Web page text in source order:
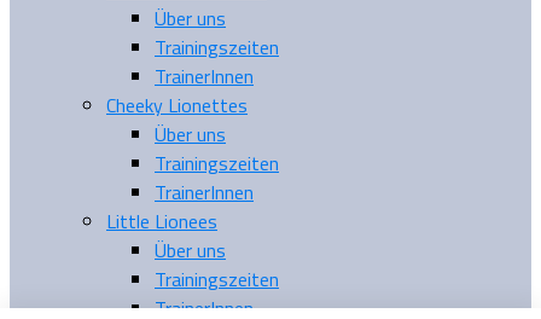
Über uns
Trainingszeiten
TrainerInnen
Cheeky Lionettes
Über uns
Trainingszeiten
TrainerInnen
Little Lionees
Über uns
Trainingszeiten
TrainerInnen